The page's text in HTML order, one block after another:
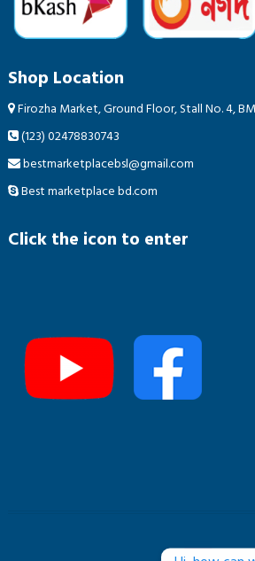
Shop Location
Firozha Market, Ground Floor, Stall No. 4,
(123) 02478830743
bestmarketplacebsl@gmail.com
Best marketplace bd.com
Click the icon to enter